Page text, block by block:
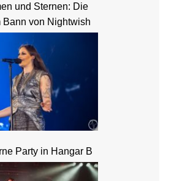
und Sternen: Die
von Nightwish
Party in Hangar B